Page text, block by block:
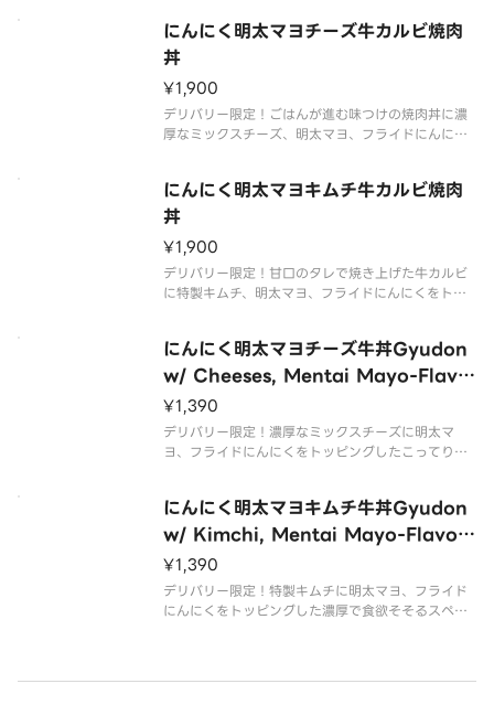
にんにく明太マヨチーズ牛カルビ焼肉
丼
¥1,900
デリバリー限定！ごはんが進む味つけの焼肉丼に濃
厚なミックスチーズ、明太マヨ、フライドにんにく
にんにく明太マヨキムチ牛カルビ焼肉
丼
¥1,900
デリバリー限定！甘口のタレで焼き上げた牛カルビ
に特製キムチ、明太マヨ、フライドにんにくをトッ
にんにく明太マヨチーズ牛丼Gyudon
w/ Cheeses, Mentai Mayo-Flavo
r Sauce and Fried Garlic
¥1,390
デリバリー限定！濃厚なミックスチーズに明太マ
ヨ、フライドにんにくをトッピングしたこってり大
にんにく明太マヨキムチ牛丼Gyudon
w/ Kimchi, Mentai Mayo-Flavor
Sauce and Fried Garlic
¥1,390
デリバリー限定！特製キムチに明太マヨ、フライド
にんにくをトッピングした濃厚で食欲そそるスペシ